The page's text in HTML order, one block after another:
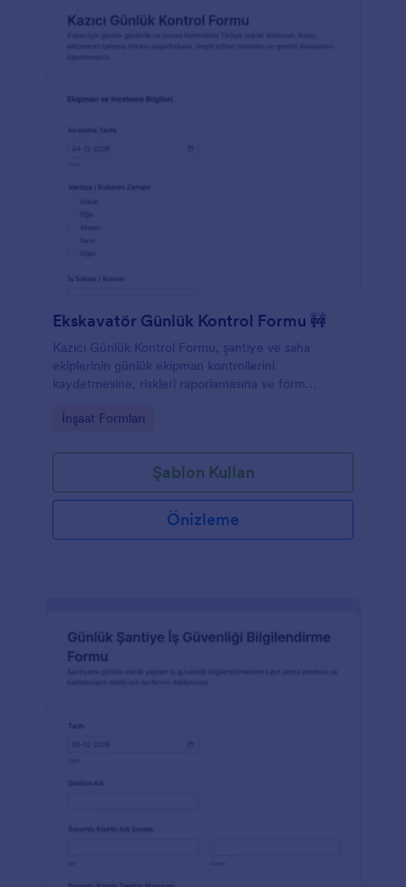
Ekskavatör Günlük Kontrol Formu 🚧
Kazıcı Günlük Kontrol Formu, şantiye ve saha
ekiplerinin günlük ekipman kontrollerini
kaydetmesine, riskleri raporlamasına ve form
dönüştürmesine yardımcı olur.
Go to Category:
İnşaat Formları
Şablon Kullan
Önizleme